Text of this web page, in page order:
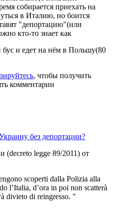
собирается приехать на
в Италию, но боится
"депортацию"(или
кто-то знает как
бус и едет на нём в Польшу(80
, чтобы получить
комментарии
без депортации?
(decreto legge 89/2011) от
scoperti dalla Polizia alla
l’Italia, d’ora in poi non scatterà
divieto di reingresso. "